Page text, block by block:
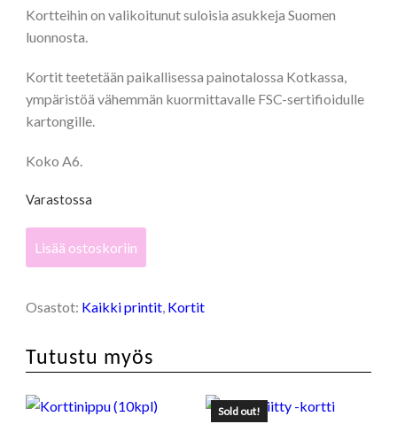
Kortteihin on valikoitunut suloisia asukkeja Suomen
luonnosta.
Kortit teetetään paikallisessa painotalossa Kotkassa,
ympäristöä vähemmän kuormittavalle FSC-sertifioidulle
kartongille.
Koko A6.
Varastossa
määrä
Lisää ostoskoriin
Osastot: Kaikki printit, Kortit
Tutustu myös
Sold out!